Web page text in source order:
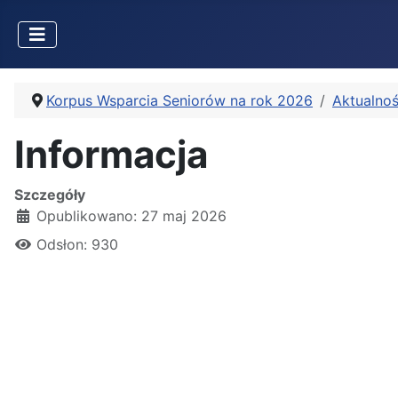
Korpus Wsparcia Seniorów na rok 2026
Informacja
Szczegóły
Opublikowano: 27 maj 2026
Odsłon: 930